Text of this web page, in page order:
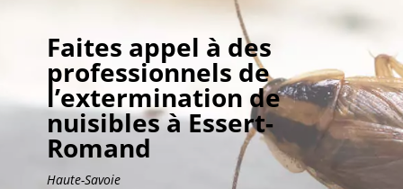
Faites appel à des
professionnels de
l’extermination de
nuisibles à Essert-
Romand
Haute-Savoie